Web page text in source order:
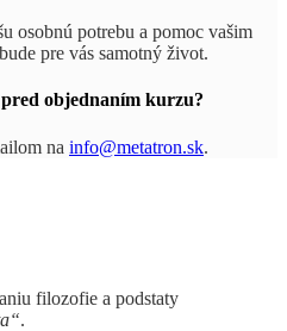
osobnú potrebu a pomoc vašim
pre vás samotný život.
pred objednaním kurzu?
na info@metatron.sk.
filozofie a podstaty
.